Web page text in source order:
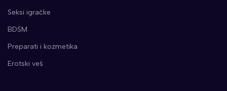
Seksi igračke
BDSM
Preparati i kozmetika
Erotski veš